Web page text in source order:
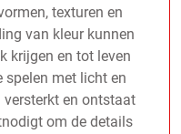
texturen en
van kleur kunnen
krijgen en tot leven
spelen met licht en
en ontstaat
om de details